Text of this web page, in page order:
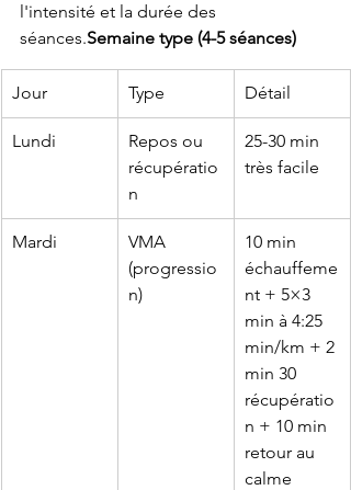
l'intensité et la durée des
séances.Semaine type (4-5 séances)
Jour Type Détail
Lundi
Repos ou
récupératio
n
25-30 min
très facile
Mardi
VMA
(progressio
n)
10 min
échauffeme
nt + 5×3
min à 4:25
min/km + 2
min 30
récupératio
n + 10 min
retour au
calme